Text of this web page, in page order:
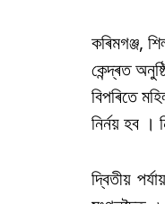
কৰিমগঞ্জ,
কেন্দ্ৰত
বিপৰিতে
নিৰ্নয় হব ।
দ্বিতীয়